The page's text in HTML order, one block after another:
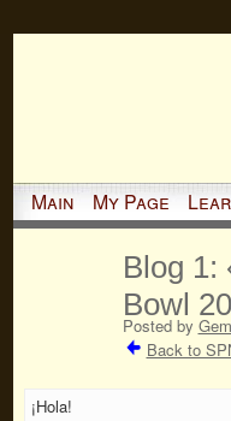
Main My Page
Blog 1:
Bowl
Posted by
Back to
¡Hola!